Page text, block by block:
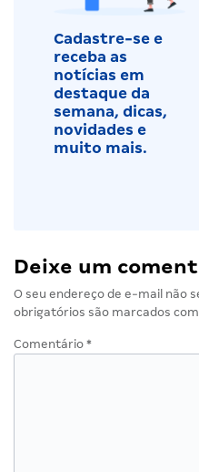
Cadastre-se e
receba as
notícias em
destaque da
semana, dicas,
novidades e
muito mais.
Deixe um
O seu endereço de e-mail não
obrigatórios são marcados com
Comentário *